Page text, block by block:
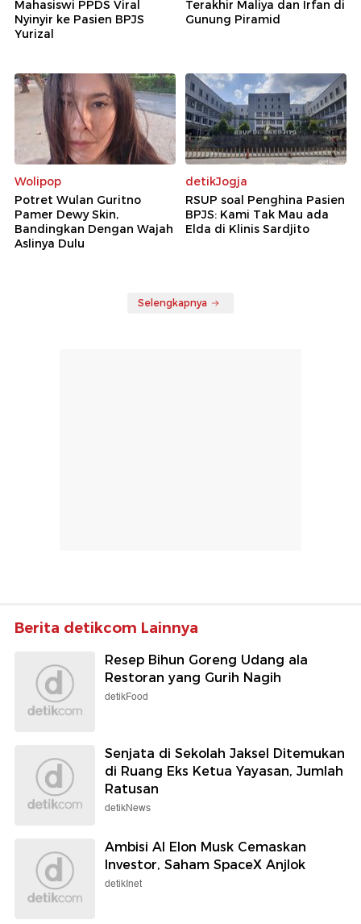
Mahasiswi PPDS Viral
Nyinyir ke Pasien BPJS
Yurizal
Terakhir Maliya dan Irfan di
Gunung Piramid
Wolipop
Potret Wulan Guritno
Pamer Dewy Skin,
Bandingkan Dengan Wajah
Aslinya Dulu
detikJogja
RSUP soal Penghina Pasien
BPJS: Kami Tak Mau ada
Elda di Klinis Sardjito
Selengkapnya
Berita detikcom Lainnya
Resep Bihun Goreng Udang ala
Restoran yang Gurih Nagih
detikFood
Senjata di Sekolah Jaksel Ditemukan
di Ruang Eks Ketua Yayasan, Jumlah
Ratusan
detikNews
Ambisi AI Elon Musk Cemaskan
Investor, Saham SpaceX Anjlok
detikInet